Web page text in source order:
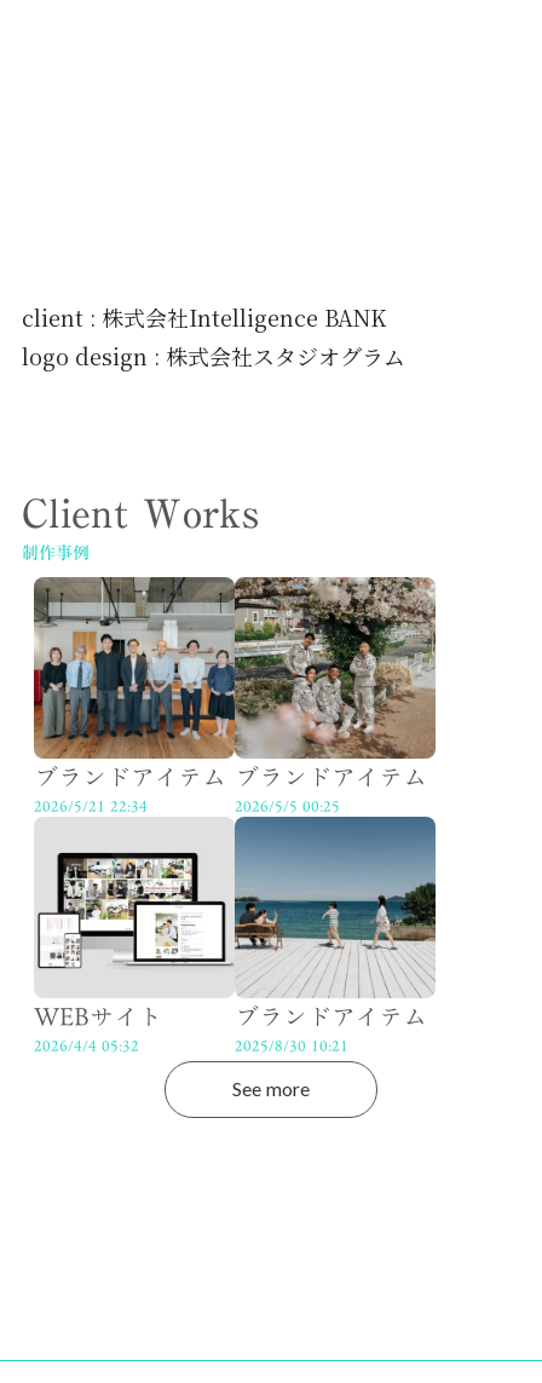
client : 株式会社Intelligence BANK
logo design : 株式会社スタジオグラム
Client Works
制作事例
ブランドアイテム
2026/5/21 22:34
ブランドアイテム
2026/5/5 00:25
WEBサイト
2026/4/4 05:32
ブランドアイテム
2025/8/30 10:21
See more